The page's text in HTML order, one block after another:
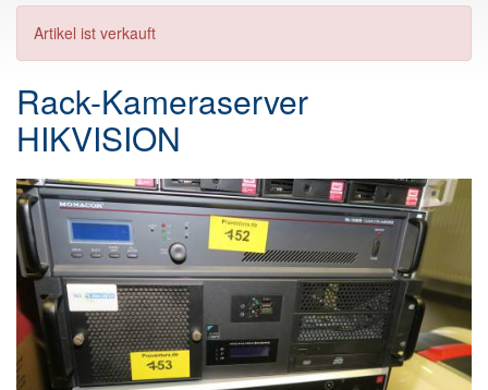
Artikel ist verkauft
Rack-Kameraserver
HIKVISION